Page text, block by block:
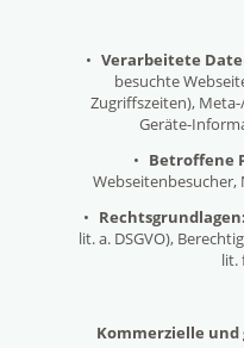
• Verarbeitete
besuchte
Zugriffszeiten),
Geräte-
• Betroffene
• Rechtsgrundlagen:
lit. a. DSGVO),
lit.
Kommerzielle